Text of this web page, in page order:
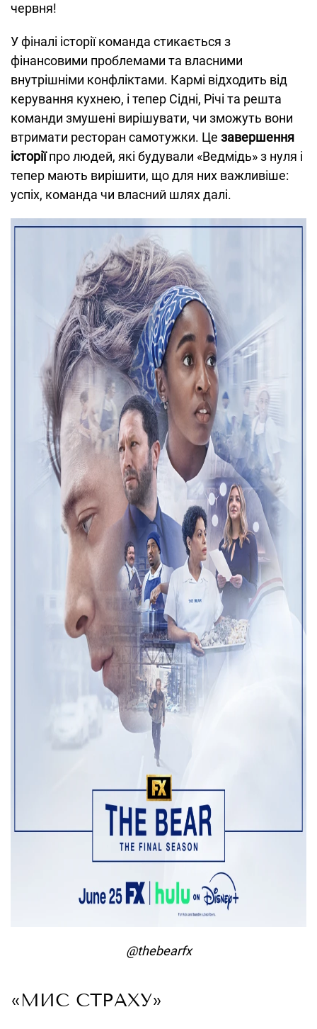
червня!
У фіналі історії команда стикається з
фінансовими проблемами та власними
внутрішніми конфліктами. Кармі відходить від
керування кухнею, і тепер Сідні, Річі та решта
команди змушені вирішувати, чи зможуть вони
втримати ресторан самотужки. Це завершення
історіїпро людей, які будували «Ведмідь» з нуля і
тепер мають вирішити, що для них важливіше:
успіх, команда чи власний шлях далі.
@thebearfx
«МИС СТРАХУ»